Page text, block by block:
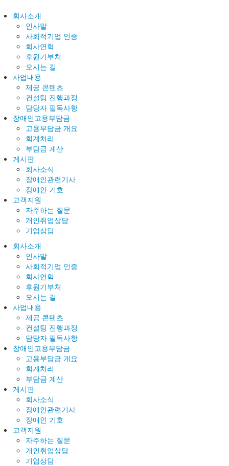
회사소개
인사말
사회적기업 인증
회사연혁
후원기부처
오시는 길
사업내용
제공 콘텐츠
컨설팅 진행과정
담당자 필독사항
장애인고용부담금
고용부담금 개요
회계처리
부담금 계산
게시판
회사소식
장애인관련기사
장애인 기호
고객지원
자주하는 질문
개인취업상담
기업상담
회사소개
인사말
사회적기업 인증
회사연혁
후원기부처
오시는 길
사업내용
제공 콘텐츠
컨설팅 진행과정
담당자 필독사항
장애인고용부담금
고용부담금 개요
회계처리
부담금 계산
게시판
회사소식
장애인관련기사
장애인 기호
고객지원
자주하는 질문
개인취업상담
기업상담